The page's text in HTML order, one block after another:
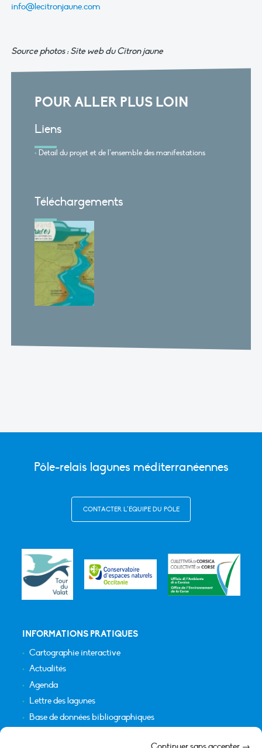
info@lecitronjaune.com
Source photos : Site web du Citron jaune
POUR ALLER PLUS LOIN
Liens
Détail du projet et de l’ensemble des manifestations
Téléchargements
Pôle-relais lagunes méditerranéennes
CONTACTER L’ÉQUIPE DU PÔLE
INFORMATIONS PRATIQUES
Cartographie interactive
Actualités
Agenda
Lettre des lagunes
Base de données bibliographiques